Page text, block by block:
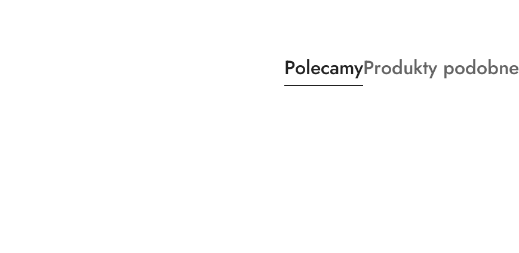
Produkty
o
PolecamyProdukty
o
Produkty podobne